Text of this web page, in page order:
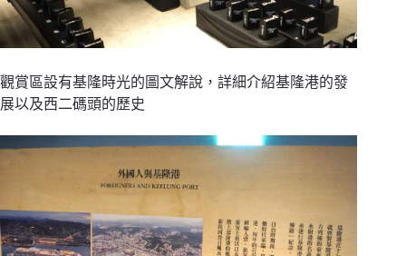
觀賞區設有基隆時光的圖文解說，詳細介紹基隆港的發
展以及西二碼頭的歷史